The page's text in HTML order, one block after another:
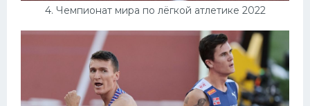
4. Чемпионат мира по лёгкой атлетике 2022